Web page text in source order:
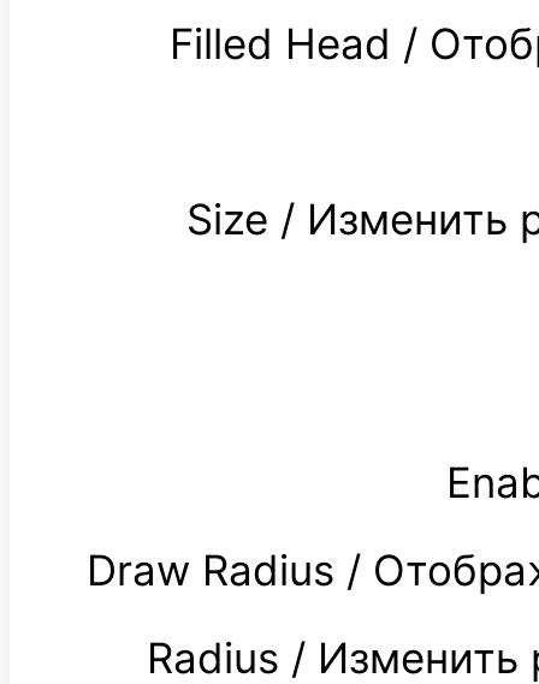
Filled Head /
Size / Изменить
Draw Radius /
Radius /